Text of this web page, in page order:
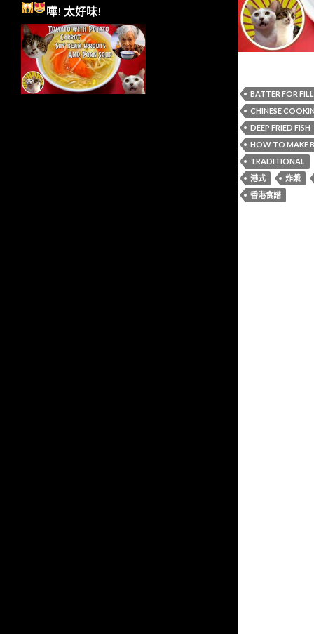
BATTER FOR
CHINESE
DEEP FRIED FISH
HOW TO MAKE
TRADITIONAL
港式
炸漿
香港食譜
嘩! 太好味!